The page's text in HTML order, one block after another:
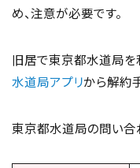
め、注意が必要です。
旧居で東京都水道局を
水道局アプリから解約
東京都水道局の問い合